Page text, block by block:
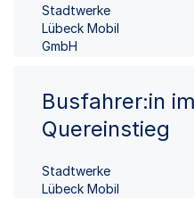
Stadtwerke
Lübeck Mobil
GmbH
Busfahrer:in im
Quereinstieg
Stadtwerke
Lübeck Mobil